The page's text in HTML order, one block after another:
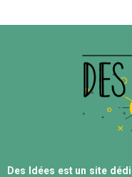
Des Idées est un site